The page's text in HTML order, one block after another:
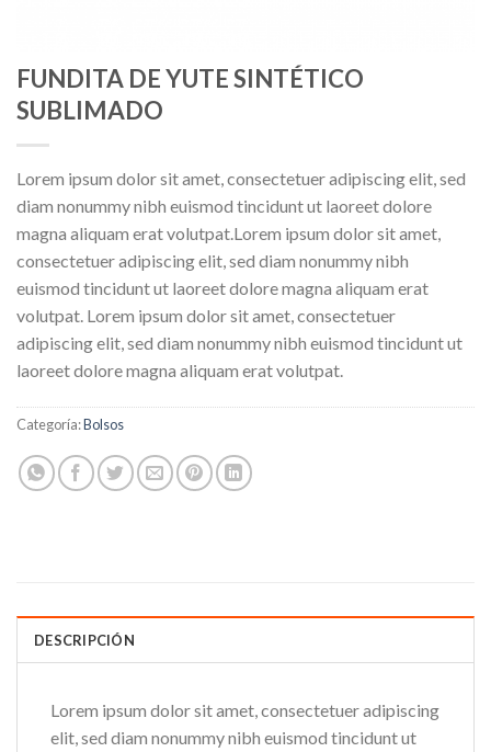
FUNDITA DE YUTE SINTÉTICO
SUBLIMADO
Lorem ipsum dolor sit amet, consectetuer adipiscing elit, sed
diam nonummy nibh euismod tincidunt ut laoreet dolore
magna aliquam erat volutpat.Lorem ipsum dolor sit amet,
consectetuer adipiscing elit, sed diam nonummy nibh
euismod tincidunt ut laoreet dolore magna aliquam erat
volutpat. Lorem ipsum dolor sit amet, consectetuer
adipiscing elit, sed diam nonummy nibh euismod tincidunt ut
laoreet dolore magna aliquam erat volutpat.
Categoría:Bolsos
DESCRIPCIÓN
Lorem ipsum dolor sit amet, consectetuer adipiscing
elit, sed diam nonummy nibh euismod tincidunt ut